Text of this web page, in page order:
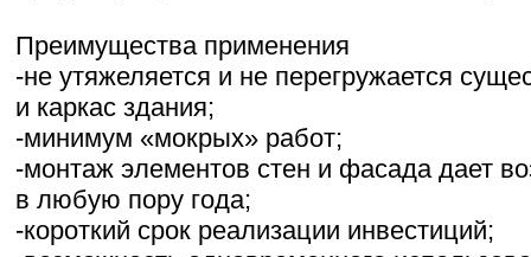
Преимущества применения
-не утяжеляется и не перегружается
и каркас здания;
-минимум «мокрых» работ;
-монтаж элементов стен и фасада дает
в любую пору года;
-короткий срок реализации инвестиций;